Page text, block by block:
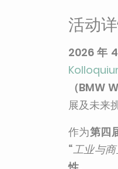
活动
2026 年
（BMW
展及未来
作为第四
“工业与